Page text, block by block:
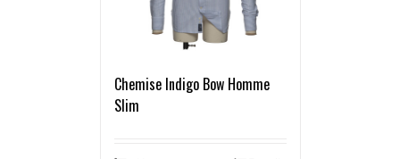
Chemise Indigo Bow Homme
Slim